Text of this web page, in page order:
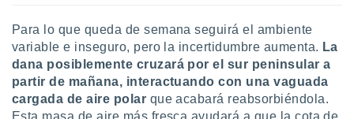
Para lo que queda de semana seguirá el ambiente
variable e inseguro, pero la incertidumbre aumenta. La
dana posiblemente cruzará por el sur peninsular a
partir de mañana, interactuando con una vaguada
cargada de aire polar que acabará reabsorbiéndola.
Esta masa de aire más fresca ayudará a que la cota de